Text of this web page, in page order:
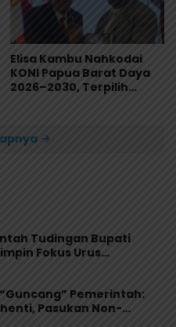
Elisa Kambu Nahkodai
KONI Papua Barat Daya
2026–2030, Terpilih
Tudingan Bupati
Fokus Urus
Pemerintah:
Pasukan Non-